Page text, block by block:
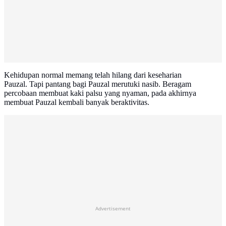
Kehidupan normal memang telah hilang dari keseharian
Pauzal. Tapi pantang bagi Pauzal merutuki nasib. Beragam
percobaan membuat kaki palsu yang nyaman, pada akhirnya
membuat Pauzal kembali banyak beraktivitas.
Advertisement